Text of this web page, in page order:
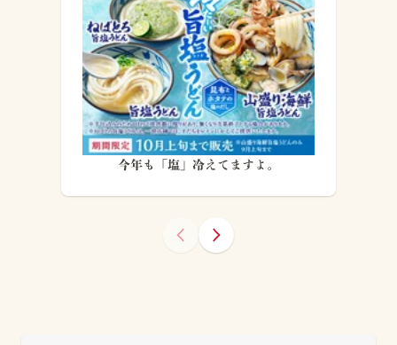
今年も「塩」冷えてますよ。